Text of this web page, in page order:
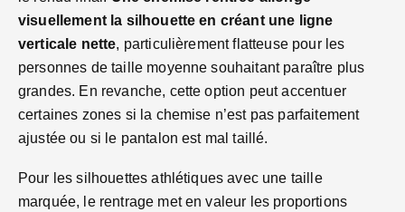
visuellement la silhouette en créant une ligne
verticale nette, particulièrement flatteuse pour les
personnes de taille moyenne souhaitant paraître plus
grandes. En revanche, cette option peut accentuer
certaines zones si la chemise n’est pas parfaitement
ajustée ou si le pantalon est mal taillé.
Pour les silhouettes athlétiques avec une taille
marquée, le rentrage met en valeur les proportions